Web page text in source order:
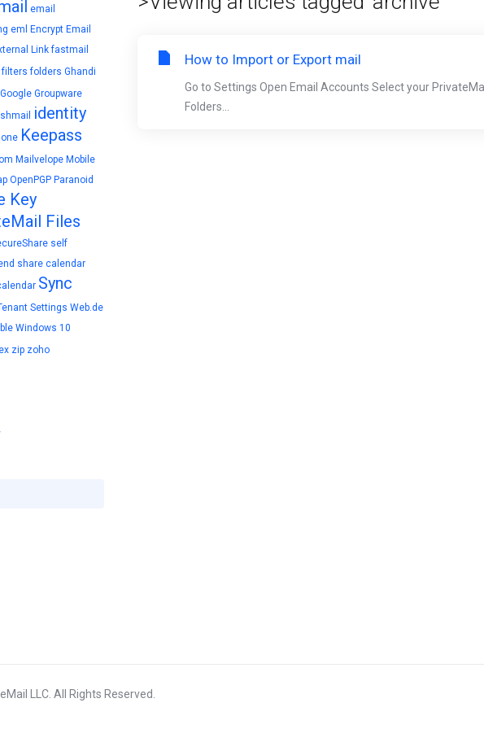
email
eml
Encrypt Email
Link fastmail
filters folders Ghandi
Google Groupware
identity
Keepass
Mailvelope Mobile
OpenPGP Paranoid
Key
Files
self
share calendar
Sync
Settings Web.de
Windows 10
zip zoho
How to Import or Export mail
Go to Settings Open Email Accounts Select your
Folders...
LLC. All Rights Reserved.